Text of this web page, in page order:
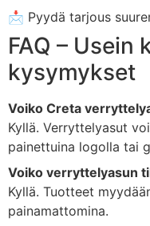
📩 Pyydä tarjous
FAQ – Usein
kysymykset
Voiko Creta
Kyllä. Verryttelyasut
painettuina logolla tai
Voiko verryttelyasun
Kyllä. Tuotteet
painamattomina.